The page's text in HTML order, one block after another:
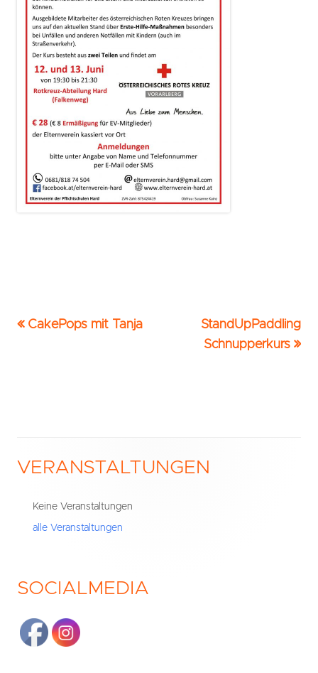
Beitrags-
Vorheriger
CakePops mit Tanja
Nächster
Beitrag
StandUpPaddling
Schnupperkurs
Haupt-
Seitenleiste
VERANSTALTUNGEN
Keine Veranstaltungen
alle Veranstaltungen
SOCIALMEDIA